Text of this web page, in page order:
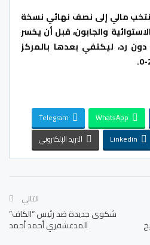
مالي إلى نصف نهائي نسخة
الاستوائية والجابون، قبل أن يخسر
رد، ليكتفي بعدها بالمركز
WhatsApp
Telegram
Linkedin البريد الإلكتروني
التالي
شكوى جديدة ضد رئيس “الكاف”
المدغشقري أحمد أحمد